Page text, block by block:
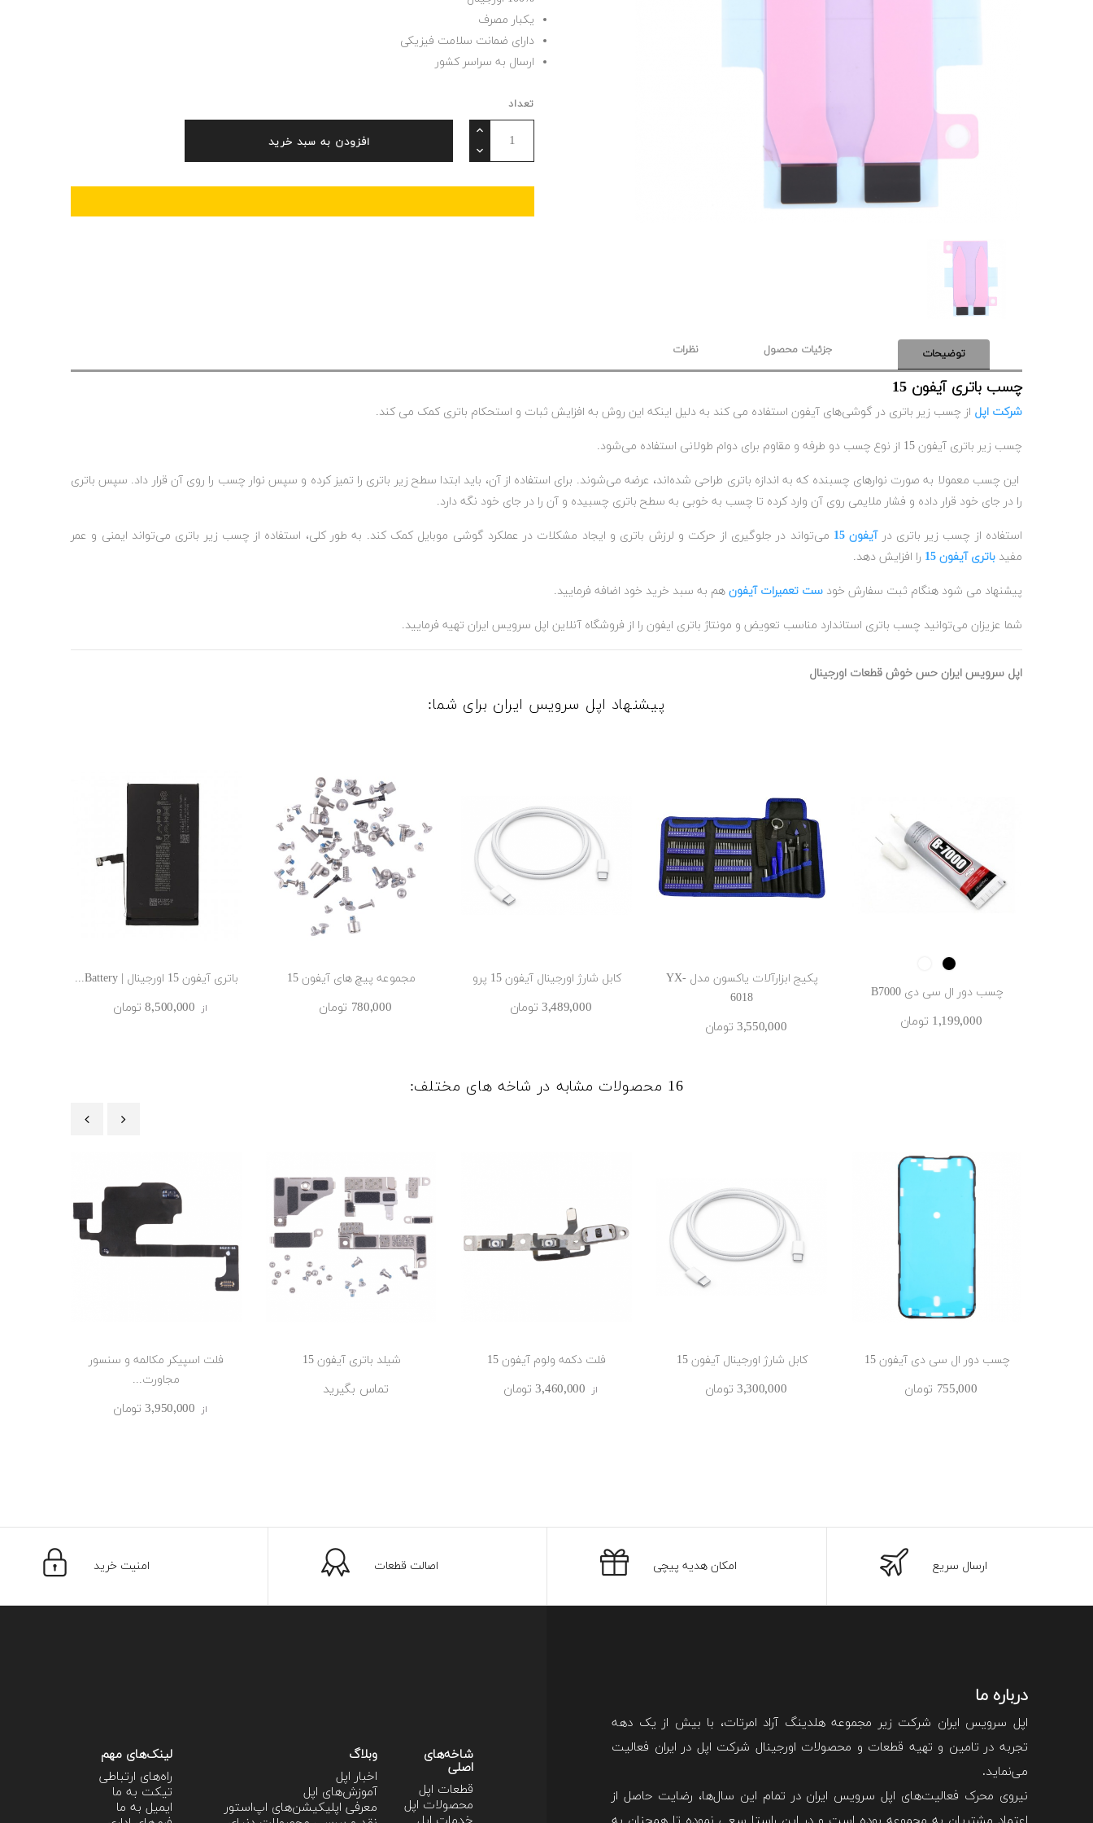
یکبار مصرف
دارای ضمانت سلامت فیزیکی
ارسال به سراسر کشور
تعداد
افزودن به سبد خرید
توضیحات جزئیات محصول نظرات
چسب باتری آیفون 15
شرکت اپل از چسب زیر باتری در گوشی‌های آیفون استفاده می کند به دلیل اینکه این روش به افزایش ثبات و استحکام باتری کمک می کند.
چسب زیر باتری آیفون 15 از نوع چسب دو طرفه و مقاوم برای دوام طولانی استفاده می‌شود .
این چسب معمولا به صورت نوارهای چسبنده که به اندازه باتری طراحی شده‌اند، عرضه می‌شوند. برای استفاده از آن، باید ابتدا سطح زیر باتری را تمیز کرده و سپس نوار چسب را روی آن قرار داد. سپس باتری
را در جای خود قرار داده و فشار ملایمی روی آن وارد کرده تا چسب به خوبی به سطح باتری چسبیده و آن را در جای خود نگه دارد.
استفاده از چسب زیر باتری در آیفون 15
می‌تواند در جلوگیری از حرکت و لرزش باتری و ایجاد مشکلات در عملکرد گوشی موبایل کمک کند. به طور کلی، استفاده از چسب زیر باتری می‌تواند ایمنی و عمر
مفید باتری آیفون 15 را افزایش دهد.
پیشنهاد می شود هنگام ثبت سفارش خود ست تعمیرات آیفون هم به سبد خرید خود اضافه فرمایید.
شما عزیزان می‌توانید چسب باتری استاندارد مناسب تعویض و مونتاژ باتری ایفون را از فروشگاه آنلاین اپل سرویس ایران تهیه فرمایید.
اپل سرویس ایران حس خوش قطعات اورجینال
پیشنهاد اپل سرویس ایران برای شما:
Black
چسب دور ال سی دی B7000
1٬199٬000 ‎تومان
پکیج ابزار‌آلات یاکسون مدل YX-
6018
3٬550٬000 ‎تومان
کابل شارژ اورجینال آیفون 15 پرو
3٬489٬000 ‎تومان
مجموعه پیچ های آیفون 15
780٬000 ‎تومان
باتری آیفون 15 اورجینال | Battery...
از 8٬500٬000 ‎تومان
16 محصولات مشابه در شاخه های مختلف:
چسب دور ال سی دی آیفون 15
755٬000 ‎تومان
کابل شارژ اورجینال آیفون 15
3٬300٬000 ‎تومان
فلت دکمه ولوم آیفون 15
از 3٬460٬000 ‎تومان
شیلد باتری آیفون 15
تماس بگیرید
فلت اسپیکر مکالمه و سنسور
مجاورت...
از 3٬950٬000 ‎تومان
ارسال سریع امکان هدیه پیچی اصالت قطعات امنیت خرید
درباره ما
اپل سرویس ایران شرکت زیر مجموعه هلدینگ آراد امرتات، با بیش از یک دهه
تجربه در تامین و تهیه قطعات و محصولات اورجینال شرکت اپل در ایران فعالیت
می‌نماید.
نیروی محرک فعالیت‌های اپل سرویس ایران در تمام این سال‌ها، رضایت حاصل از
شاخه‌های
اصلی
قطعات اپل
محصولات اپل
وبلاگ
اخبار اپل
آموزش‌‌های اپل
معرفی اپلیکیشن‌های اپ‌استور
لینک‌های مهم
راه‌های ارتباطی
تیکت به ما
ایمیل به ما